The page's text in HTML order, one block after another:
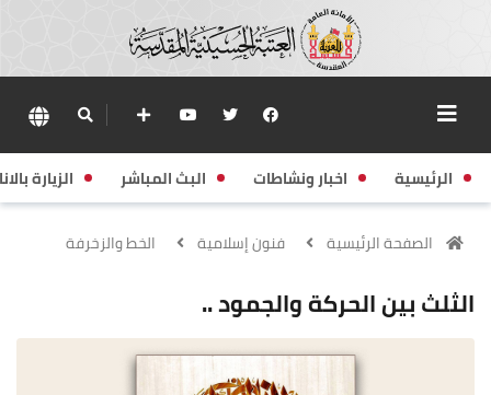
الرئيسية اخبار ونشاطات البث المباشر الزيارة
الصفحة الرئيسية فنون إسلامية الخط والزخرفة
الثلث بين الحركة والجمود ..